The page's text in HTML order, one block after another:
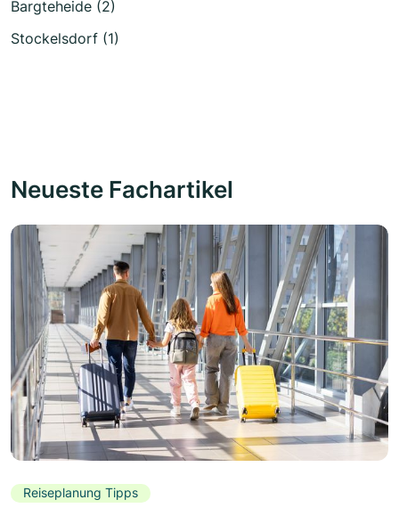
Bargteheide (2)
Stockelsdorf (1)
Neueste Fachartikel
Reiseplanung Tipps